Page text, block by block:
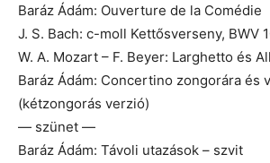
Baráz Ádám: Ouverture de la Comédie
J. S. Bach: c-moll Kettősverseny, BWV
W. A. Mozart – F. Beyer: Larghetto és
Baráz Ádám: Concertino zongorára és
(kétzongorás verzió)
— szünet —
Baráz Ádám: Távoli utazások – szvit